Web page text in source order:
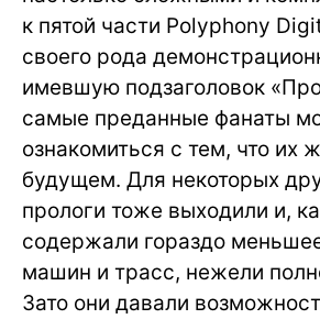
к пятой части Polyphony
своего рода
имевшую подзаголовок
самые преданные фанаты
ознакомиться с тем, что их
будущем. Для некоторых
прологи тоже выходили и,
содержали гораздо
машин и трасс, нежели
Зато они давали